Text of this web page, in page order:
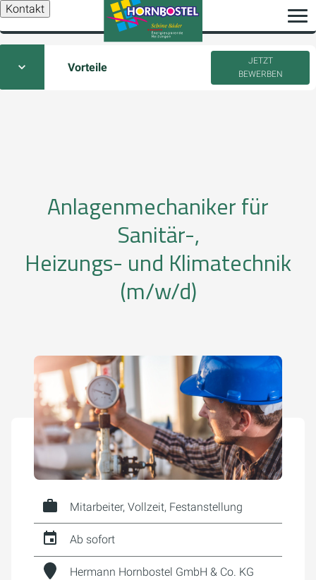
Kontakt
Vorteile
JETZT
BEWERBEN
Anlagenmechaniker für
Sanitär-,
Heizungs- und Klimatechnik
(m/w/d)
Mitarbeiter, Vollzeit, Festanstellung
Ab sofort
Hermann Hornbostel GmbH & Co. KG